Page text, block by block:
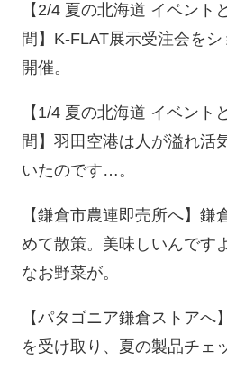
【2/4 夏の北海道 イベント
間】K-FLAT展示受注会を
開催。
【1/4 夏の北海道 イベント
間】羽田空港は人が溢れ活
いたのです…。
【鎌倉市農連即売所へ】鎌
めて散策。美味しいんです
なお野菜が。
【パタゴニア鎌倉ストアへ
を受け取り、夏の製品チェ